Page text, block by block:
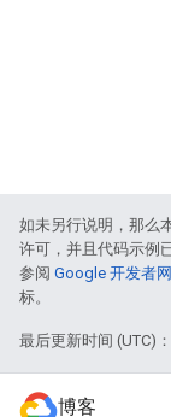
如未另行说明，那么
许可，并且代码示例
参阅 Google 开发者
标。
最后更新时间 (UTC)：
博客